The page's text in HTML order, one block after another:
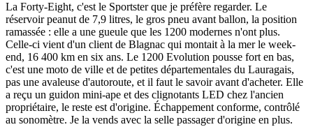
La Forty-Eight, c'est le Sportster que je préfère regarder. Le
réservoir peanut de 7,9 litres, le gros pneu avant ballon, la position
ramassée : elle a une gueule que les 1200 modernes n'ont plus.
Celle-ci vient d'un client de Blagnac qui montait à la mer le week-
end, 16 400 km en six ans. Le 1200 Evolution pousse fort en bas,
c'est une moto de ville et de petites départementales du Lauragais,
pas une avaleuse d'autoroute, et il faut le savoir avant d'acheter. Elle
a reçu un guidon mini-ape et des clignotants LED chez l'ancien
propriétaire, le reste est d'origine. Échappement conforme, contrôlé
au sonomètre. Je la vends avec la selle passager d'origine en plus.